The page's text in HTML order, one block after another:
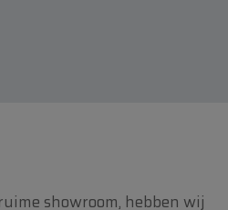
showroom, hebben wij